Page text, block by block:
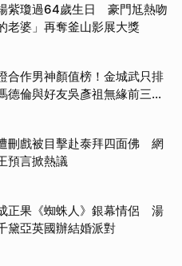
紫瓊過64歲生日 豪門尪熱吻
老婆」再奪釜山影展大獎
合作男神顏值榜！金城武只排
德倫與好友吳彥祖無緣前三笑
刪戲被目擊赴泰拜四面佛 網
預言掀熱議
正果《蜘蛛人》銀幕情侶 湯
黛亞英國辦結婚派對